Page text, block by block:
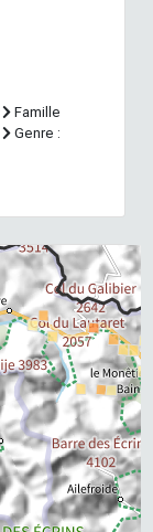
Famille
Genre :